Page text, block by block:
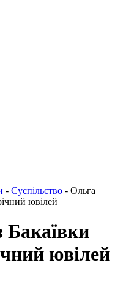
- Суспільство - Ольга
ювілей
Бакаївки
ювілей